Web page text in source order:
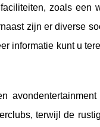
zoals een
zijn er diverse
informatie kunt u
terwijl de